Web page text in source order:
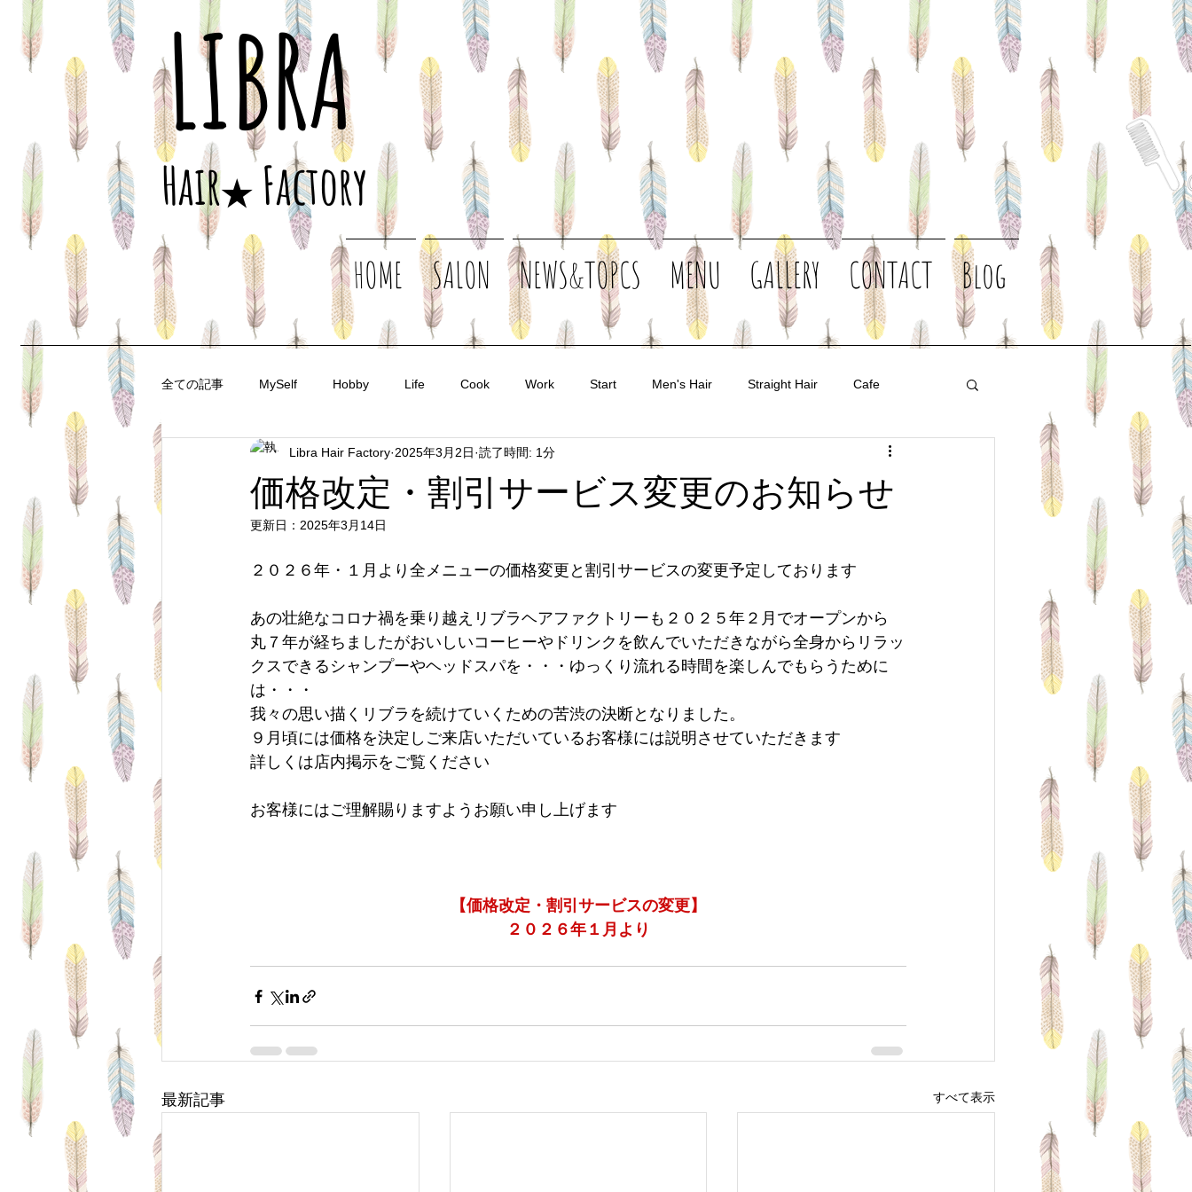
LIBRA
HOME SALON NEWS&TOPCS MENU GALLERY CONTACT Blog
​Hair★Factory
全ての記事 MySelf Hobby Life Cook Work Start Men's Hair Straight Hair Cafe
Short Hair Travel Very Short Hair Lunch&Dunner Medium Hair
Semi Long Hair About Hair
価格改定・割引サービス変更のお知らせ
Libra Hair Factory 2025年3月2日 読了時間: 1分
更新日： 2025年3月14日
２０２６年・１月より全メニューの価格変更と割引サービスの変更予定しております
あの壮絶なコロナ禍を乗り越えリブラヘアファクトリーも２０２５年２月でオープンから
丸７年が経ちましたがおいしいコーヒーやドリンクを飲んでいただきながら全身からリラッ
クスできるシャンプーやヘッドスパを・・・ゆっくり流れる時間を楽しんでもらうために
は・・・
我々の思い描くリブラを続けていくための苦渋の決断となりました。
９月頃には価格を決定しご来店いただいているお客様には説明させていただきます
詳しくは店内掲示をご覧ください
お客様にはご理解賜りますようお願い申し上げます
【価格改定・割引サービスの変更】
２０２６年１月より
最新記事 すべて表示